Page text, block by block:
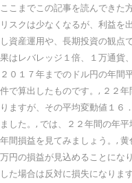
ここまでこの記事を読んできた
リスクは少なくなるが、利益を
し資産運用や、長期投資の観点
果はレバレッジ１倍、１万通貨
２０１７年までのドル円の年間
件で算出したものです。, ２２
りますが、その平均変動値１６
ました。, では、２２年間の年
年間損益を見てみましょう。,
万円の損益が見込めることにな
した場合は反対に損失になり